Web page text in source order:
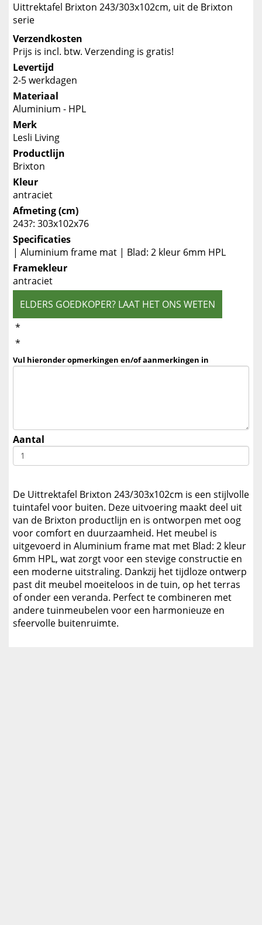
Uittrektafel Brixton 243/303x102cm, uit de Brixton
serie
Verzendkosten
Prijs is incl. btw. Verzending is gratis!
Levertijd
2-5 werkdagen
Materiaal
Aluminium - HPL
Merk
Lesli Living
Productlijn
Brixton
Kleur
antraciet
Afmeting (cm)
243?: 303x102x76
Specificaties
| Aluminium frame mat | Blad: 2 kleur 6mm HPL
Framekleur
antraciet
ELDERS GOEDKOPER? LAAT HET ONS WETEN
*
*
Vul hieronder opmerkingen en/of aanmerkingen in
Aantal
De Uittrektafel Brixton 243/303x102cm is een stijlvolle
tuintafel voor buiten. Deze uitvoering maakt deel uit
van de Brixton productlijn en is ontworpen met oog
voor comfort en duurzaamheid. Het meubel is
uitgevoerd in Aluminium frame mat met Blad: 2 kleur
6mm HPL, wat zorgt voor een stevige constructie en
een moderne uitstraling. Dankzij het tijdloze ontwerp
past dit meubel moeiteloos in de tuin, op het terras
of onder een veranda. Perfect te combineren met
andere tuinmeubelen voor een harmonieuze en
sfeervolle buitenruimte.